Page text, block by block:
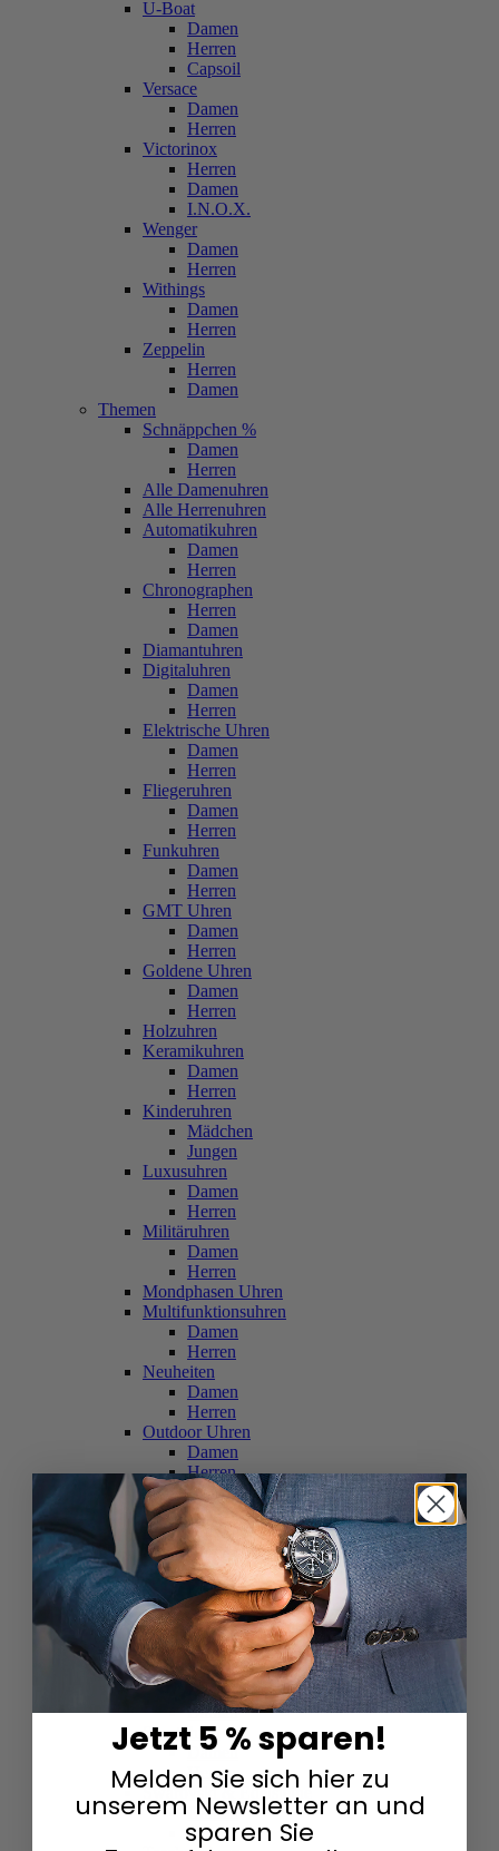
U-Boat
Damen
Herren
Capsoil
Versace
Damen
Herren
Victorinox
Herren
Damen
I.N.O.X.
Wenger
Damen
Herren
Withings
Damen
Herren
Zeppelin
Herren
Damen
Themen
Schnäppchen %
Damen
Herren
Alle Damenuhren
Alle Herrenuhren
Automatikuhren
Damen
Herren
Chronographen
Herren
Damen
Diamantuhren
Digitaluhren
Damen
Herren
Elektrische Uhren
Damen
Herren
Fliegeruhren
Damen
Herren
Funkuhren
Damen
Herren
GMT Uhren
Damen
Herren
Goldene Uhren
Damen
Herren
Holzuhren
Keramikuhren
Damen
Herren
Kinderuhren
Mädchen
Jungen
Luxusuhren
Damen
Herren
Militäruhren
Damen
Herren
Mondphasen Uhren
Multifunktionsuhren
Damen
Herren
Neuheiten
Damen
Herren
Outdoor Uhren
Damen
Herren
Schweizer Uhren
Damen
Herren
Skelettuhren
Damen
Herren
Smartwatches
Damen
Herren
Solaruhren
Herren
Damen
Sportuhren
Damen
Herren
Swarovski & Edelsteine
Damen
Herren
Jetzt 5 % sparen!
Melden Sie sich hier zu
unserem Newsletter an und
sparen Sie